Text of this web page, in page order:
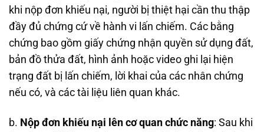
khi nộp đơn khiếu nại, người bị thiệt hại cần thu thập
đầy đủ chứng cứ về hành vi lấn chiếm. Các bằng
chứng bao gồm giấy chứng nhận quyền sử dụng đất,
bản đồ thửa đất, hình ảnh hoặc video ghi lại hiện
trạng đất bị lấn chiếm, lời khai của các nhân chứng
nếu có, và các tài liệu liên quan khác.
b. Nộp đơn khiếu nại lên cơ quan chức năng: Sau khi